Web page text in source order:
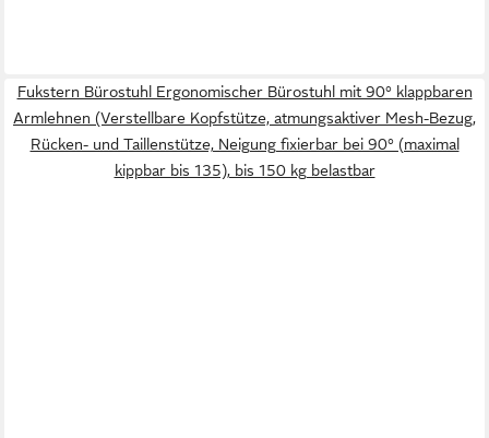
Fukstern Bürostuhl Ergonomischer Bürostuhl mit 90° klappbaren
Armlehnen (Verstellbare Kopfstütze, atmungsaktiver Mesh-Bezug,
Rücken- und Taillenstütze, Neigung fixierbar bei 90° (maximal
kippbar bis 135), bis 150 kg belastbar